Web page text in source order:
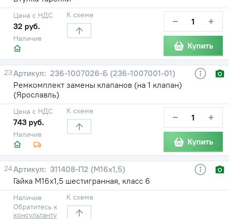
Наличие
Цена с НДС
32 руб.
К схеме − +
Купить
23
236-1007026-Б (236-1007001-01)
Ремкомплект замены клапанов (на 1 клапан)
(Ярославль)
Наличие
Цена с НДС
743 руб.
К схеме − +
Купить
24
311408-П2 (М16х1,5)
Гайка М16х1,5 шестигранная, класс 6
Наличие
Обратитесь к
консультанту
К схеме